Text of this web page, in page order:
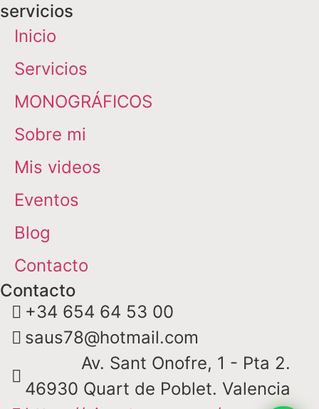
servicios
Inicio
Servicios
MONOGRÁFICOS
Sobre mi
Mis videos
Eventos
Blog
Contacto
Contacto
+34 654 64 53 00
saus78@hotmail.com
Av. Sant Onofre, 1 - Pta 2.
46930 Quart de Poblet. Valencia